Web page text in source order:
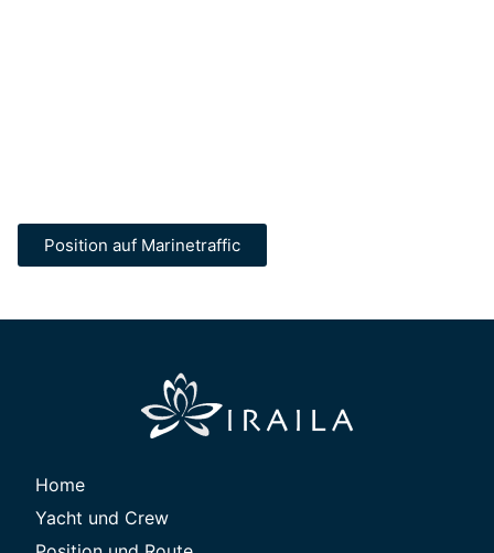
Position auf Marinetraffic
Home
Yacht und Crew